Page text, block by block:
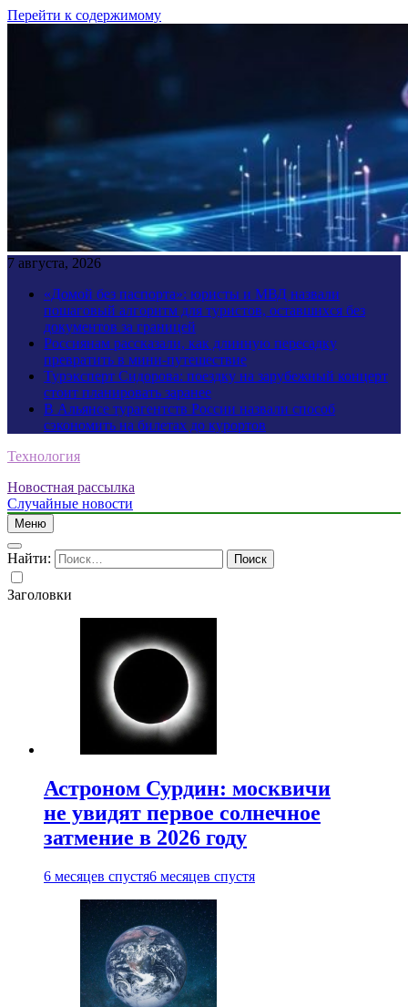
Перейти к содержимому
7 августа, 2026
«Домой без паспорта»: юристы и МВД назвали
пошаговый алгоритм для туристов, оставшихся без
документов за границей
Россиянам рассказали, как длинную пересадку
превратить в мини-путешествие
Турэксперт Сидорова: поездку на зарубежный концерт
стоит планировать заранее
В Альянсе турагентств России назвали способ
сэкономить на билетах до курортов
Технология
Новостная рассылка
Случайные новости
Меню
Найти:
Заголовки
Астроном Сурдин: москвичи
не увидят первое солнечное
затмение в 2026 году
6 месяцев спустя6 месяцев спустя